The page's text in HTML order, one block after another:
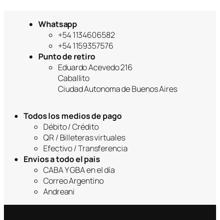
Whatsapp
+54 1134606582
+54 1159357576
Punto de retiro
Eduardo Acevedo 216
Caballito
Ciudad Autonoma de Buenos Aires
Todos los medios de pago
Débito / Crédito
QR / Billeteras virtuales
Efectivo / Transferencia
Envios a todo el pais
CABA Y GBA en el día
Correo Argentino
Andreani